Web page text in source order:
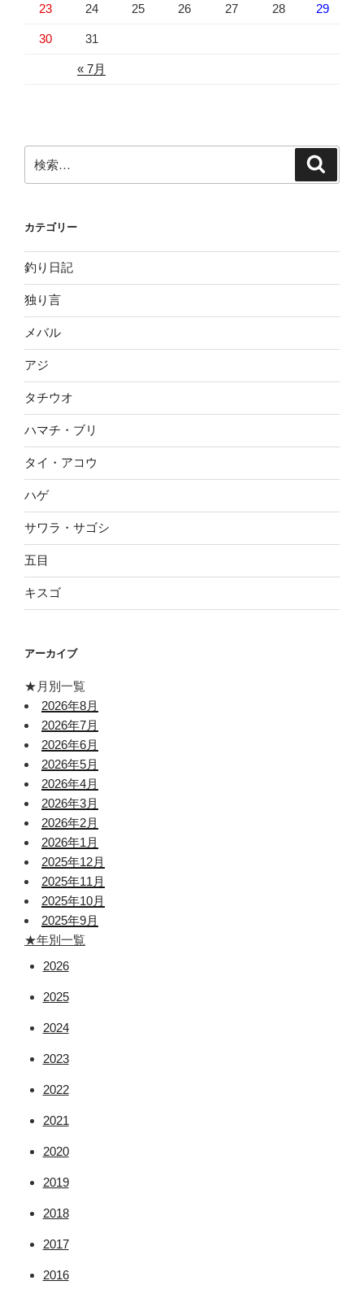
« 7月
23 24 25 26 27 28 29
30 31
索:
カテゴリー
釣り日記
独り言
メバル
アジ
タチウオ
ハマチ・ブリ
タイ・アコウ
ハゲ
サワラ・サゴシ
五目
キスゴ
アーカイブ
★月別一覧
2026年8月
2026年7月
2026年6月
2026年5月
2026年4月
2026年3月
2026年2月
2026年1月
2025年12月
2025年11月
2025年10月
2025年9月
★年別一覧
2026
2025
2024
2023
2022
2021
2020
2019
2018
2017
2016